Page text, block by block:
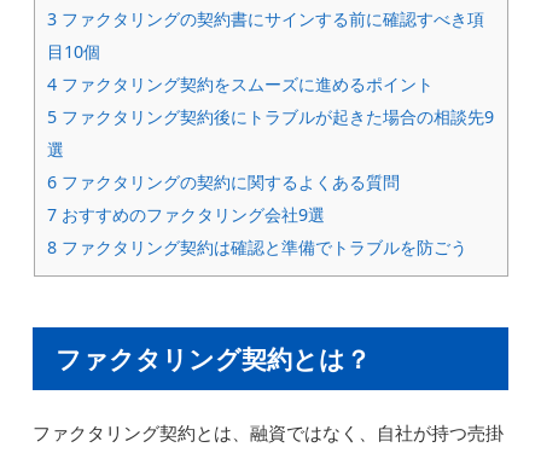
3ファクタリングの契約書にサインする前に確認すべき項
目10個
4ファクタリング契約をスムーズに進めるポイント
5ファクタリング契約後にトラブルが起きた場合の相談先9
選
6ファクタリングの契約に関するよくある質問
7おすすめのファクタリング会社9選
8ファクタリング契約は確認と準備でトラブルを防ごう
ファクタリング契約とは？
ファクタリング契約とは、融資ではなく、自社が持つ売掛